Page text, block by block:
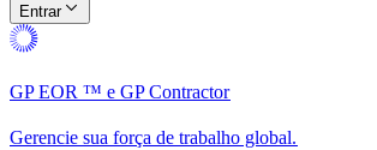
Entrar​​
GP EOR ™ e GP Contractor​​
Gerencie sua força de trabalho global.​​